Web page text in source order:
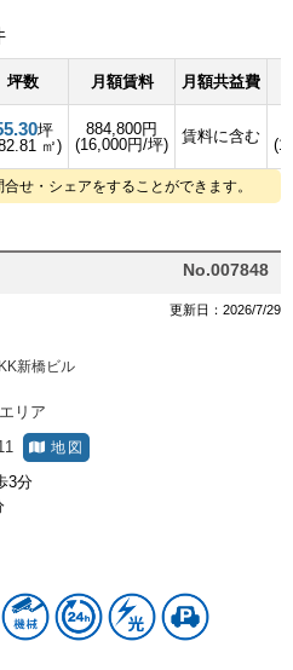
坪数 月額賃料 月額共益費
坪
㎡)
884,800円
(16,000円/坪)
賃料に含む
せ・シェアをすることができます。
No.007848
更新日：2026/7/29
リア
地図
3分